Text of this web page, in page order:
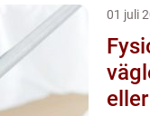
01 juli